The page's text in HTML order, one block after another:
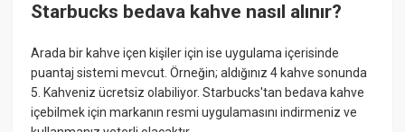
Starbucks bedava kahve nasıl alınır?
Arada bir kahve içen kişiler için ise uygulama içerisinde
puantaj sistemi mevcut. Örneğin; aldığınız 4 kahve sonunda
5. Kahveniz ücretsiz olabiliyor. Starbucks'tan bedava kahve
içebilmek için markanın resmi uygulamasını indirmeniz ve